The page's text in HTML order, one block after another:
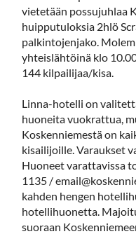
vietetään possujuhlaa
huipputuloksia 2hlö
palkintojenjako.
yhteislähtöinä klo
144 kilpailijaa/kisa.
Linna-hotelli on
huoneita vuokrattua,
Koskenniemestä on
kisailijoille. Varaukset
Huoneet varattavissa
1135 /
kahden hengen
hotellihuonetta.
suoraan